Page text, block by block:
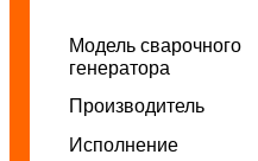
Модель сварочного
генератора
Производитель
Исполнение